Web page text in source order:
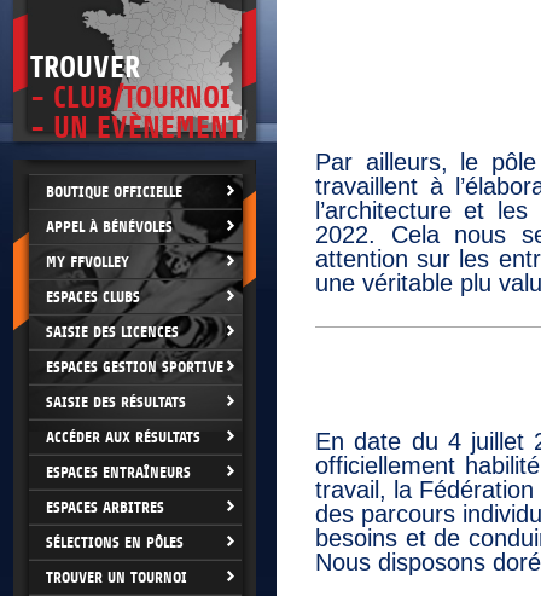
TROUVER
- CLUB/TOURNOI
- UN EVÈNEMENT
BOUTIQUE OFFICIELLE
APPEL À BÉNÉVOLES
MY FFVOLLEY
ESPACES CLUBS
SAISIE DES LICENCES
ESPACES GESTION SPORTIVE
SAISIE DES RÉSULTATS
ACCÉDER AUX RÉSULTATS
ESPACES ENTRAÎNEURS
ESPACES ARBITRES
SÉLECTIONS EN PÔLES
TROUVER UN TOURNOI
Par ailleurs, le
travaillent à
l’architecture et
2022. Cela nous
attention sur les
une véritable plu
En date du 4 juillet
officiellement
travail, la
des parcours
besoins et de
Nous disposons